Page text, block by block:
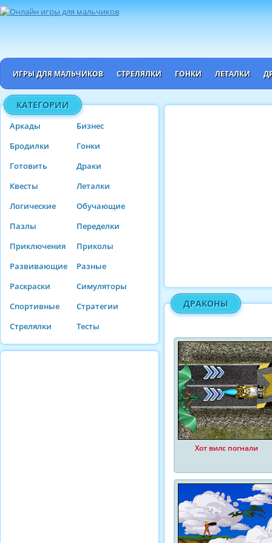
ИГРЫ ДЛЯ МАЛЬЧИКОВ СТРЕЛЯЛКИ ГОНКИ ЛЕТАЛКИ
КАТЕГОРИИ
Аркады
Бизнес
Бродилки
Гонки
Готовить
Драки
Квесты
Леталки
Логические
Обучающие
Пазлы
Переделки
Приключения
Приколы
Развивающие
Разные
Раскраски
Симуляторы
Спортивные
Стратегии
Стрелялки
Тесты
ДРАКОНЫ
Хот вилс погнали